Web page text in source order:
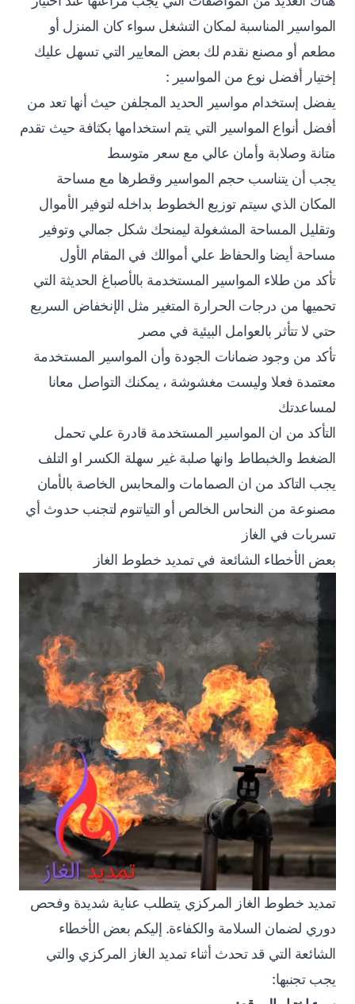
المواسير المناسبة لمكان التشغل سواء كان المنزل أو
مطعم أو مصنع نقدم لك بعض المعايير التي تسهل عليك
إختيار أفضل نوع من المواسير :
يفضل إستخدام مواسير الحديد المجلفن حيث أنها تعد من
أفضل أنواع المواسير التي يتم استخدامها بكثافة حيث تقدم
متانة وصلابة وأمان عالي مع سعر متوسط
يجب أن يتناسب حجم المواسير وقطرها مع مساحة
المكان الذي سيتم توزيع الخطوط بداخله لتوفير الأموال
وتقليل المساحة المشغولة ليمنحك شكل جمالي وتوفير
مساحة أيضا والحفاظ علي أموالك في المقام الأول
تأكد من طلاء المواسير المستخدمة بالأصباغ الحديثة التي
تحميها من درجات الحرارة المتغير مثل الإنخفاض السريع
حتي لا تتأثر بالعوامل البيئية في مصر
تأكد من وجود ضمانات الجودة وأن المواسير المستخدمة
معتمدة فعلا وليست مغشوشة ، يمكنك التواصل معانا
لمساعدتك
التأكد من ان المواسير المستخدمة قادرة علي تحمل
الضغط والخبطاط وانها صلبة غير سهلة الكسر او التلف
يجب التاكد من ان الصمامات والمحابس الخاصة بالأمان
مصنوعة من النحاس الخالص أو التياتنوم لتجنب حدوث أي
تسربات في الغاز
بعض الأخطاء الشائعة في تمديد خطوط الغاز
تمديد خطوط الغاز المركزي يتطلب عناية شديدة وفحص
دوري لضمان السلامة والكفاءة. إليكم بعض الأخطاء
الشائعة التي قد تحدث أثناء تمديد الغاز المركزي والتي
يجب تجنبها: